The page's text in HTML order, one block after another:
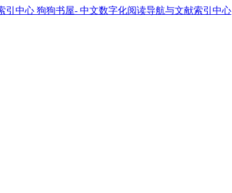
狗狗书屋- 中文数字化阅读导航与文献索引中心